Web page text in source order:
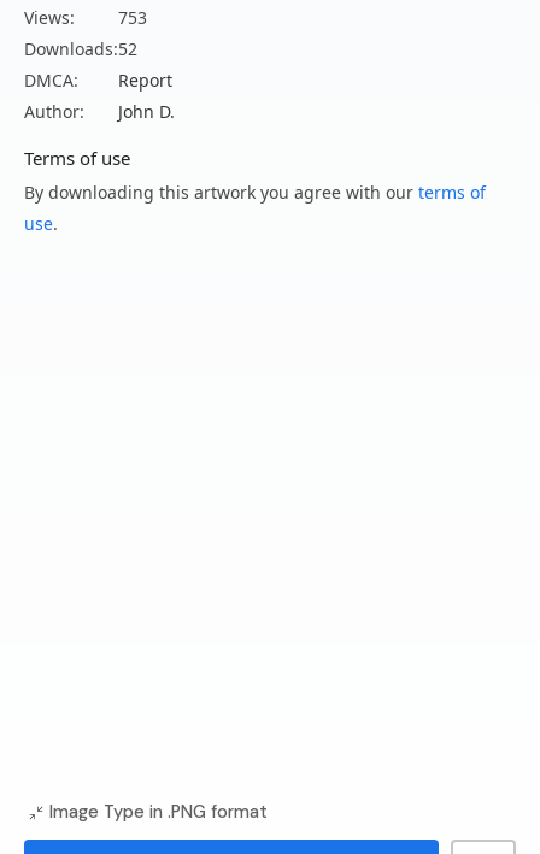
Views:
753
Downloads:52
DMCA:
Report
Author:
John D.
Terms of use
By downloading this artwork you agree with our terms of
use.
Image Type in .PNG format